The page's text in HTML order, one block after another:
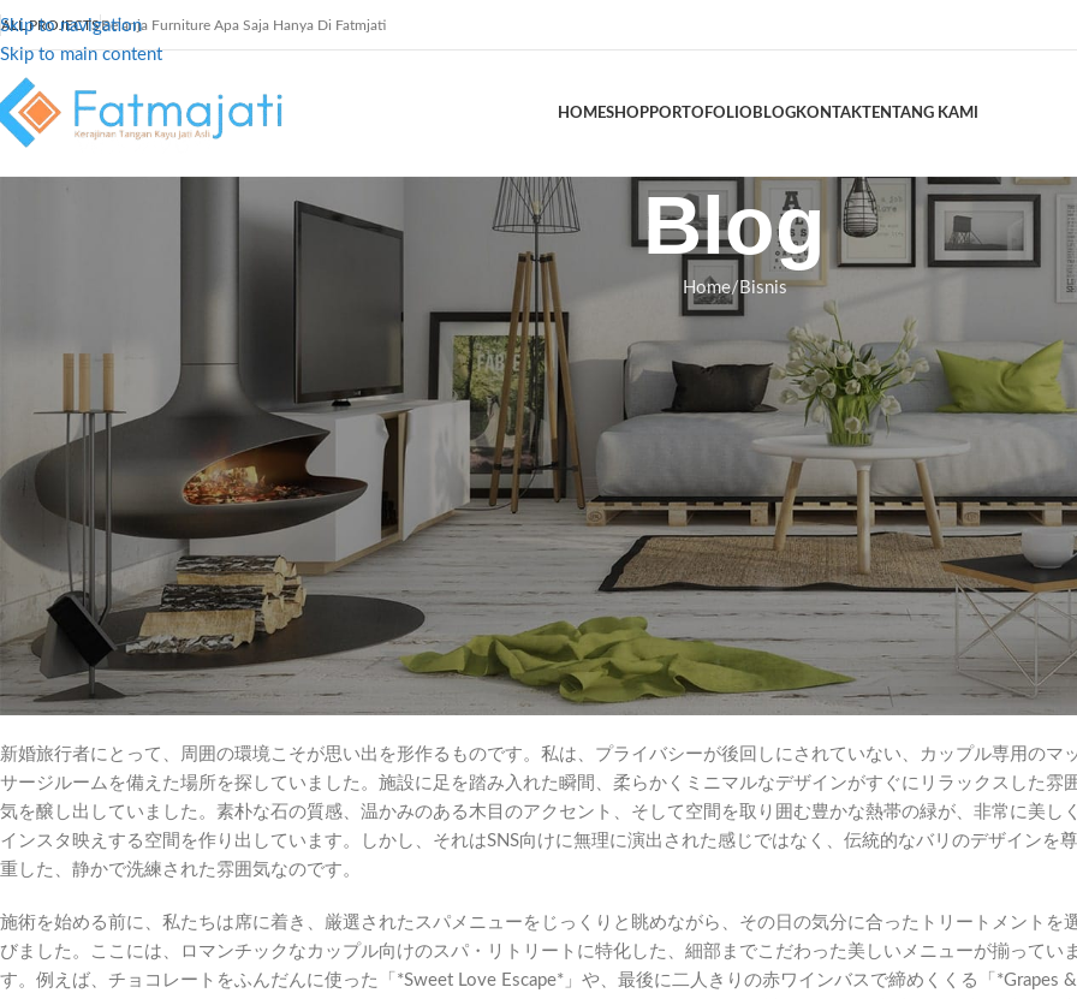
Skip to navigation
Skip to main content
ALL PROJECTSBelanja Furniture Apa Saja Hanya Di Fatmjati
HOMESHOPPORTOFOLIO BLOGKONTAKTENTANG KAMI
Blog
Home Bisnis
BISNIS
こんにちは！AvishaSpaBali.comが、おしゃれでインスタ映えするカ
プルマッサージルームを備えた最高のデイスパである理由
Posted by Daniswara On Juli 6, 2026
foodparadise.network
を運営している私の生活は、フードツアーやグルメレビュー、そして絶え間ない旅で埋め尽くされた、美しくも
目まぐるしい日々です。バリ島全域でレビューやコラボレーションを行うウェルネスブランドやスパが数百もあるため、私はこの島が
提供するほぼすべてのセラピー施設を体験する機会を得てきました。しかし、真にロマンチックなカップルでの休暇を過ごすとなる
と、理想的なデイスパを見つけるには、まったく異なるアプローチが必要だと気づいたのです。求めているのは単なる標準的なトリ
トメントではなく、心から特別だと感じられ、美しく、二人で世間の喧騒から離れられるような、親密な環境なのです。
そうして私は、ジンバランの片隅にひっそりと佇む avishaspabali.comを見つけました。
新婚旅行者にとって、周囲の環境こそが思い出を形作るものです。私は、プライバシーが後回しにされていない、カップル専用のマ
サージルームを備えた場所を探していました。施設に足を踏み入れた瞬間、柔らかくミニマルなデザインがすぐにリラックスした雰囲
気を醸し出していました。素朴な石の質感、温かみのある木目のアクセント、そして空間を取り囲む豊かな熱帯の緑が、非常に美しく
インスタ映えする空間を作り出しています。しかし、それはSNS向けに無理に演出された感じではなく、伝統的なバリのデザインを尊
重した、静かで洗練された雰囲気なのです。
施術を始める前に、私たちは席に着き、厳選されたスパメニューをじっくりと眺めながら、その日の気分に合ったトリートメントを
びました。ここには、ロマンチックなカップル向けのスパ・リトリートに特化した、細部までこだわった美しいメニューが揃っていま
す。例えば、チョコレートをふんだんに使った「*Sweet Love Escape*」や、最後に二人きりの赤ワインバスで締めくくる「*Grapes &